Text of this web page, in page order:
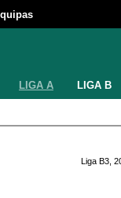
LIGA A LIGA B
Liga B3,